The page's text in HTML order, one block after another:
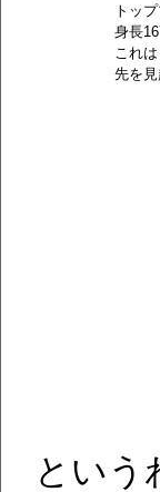
トッ
身長
これ
先を
という